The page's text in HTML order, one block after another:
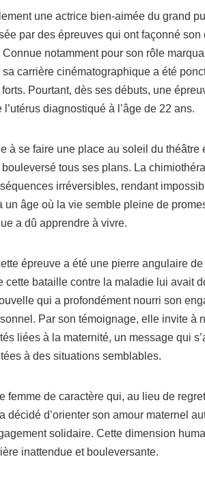
une actrice bien-aimée du grand
par des épreuves qui ont façonné son
Connue notamment pour son rôle
carrière cinématographique a été
Pourtant, dès ses débuts, une
l’utérus diagnostiqué à l’âge de 22 ans.
à se faire une place au soleil du théâtre
tous ses plans. La
irréversibles, rendant
un âge où la vie semble pleine de
a dû apprendre à vivre.
épreuve a été une pierre angulaire de
bataille contre la maladie lui avait
qui a profondément nourri son
Par son témoignage, elle invite à
liées à la maternité, un message qui
à des situations semblables.
femme de caractère qui, au lieu de
décidé d’orienter son amour maternel
solidaire. Cette dimension
inattendue et bouleversante.